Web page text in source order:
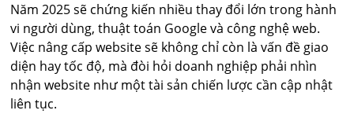
Năm 2025 sẽ chứng kiến nhiều thay đổi lớn trong hành
vi người dùng, thuật toán Google và công nghệ web.
Việc nâng cấp website sẽ không chỉ còn là vấn đề giao
diện hay tốc độ, mà đòi hỏi doanh nghiệp phải nhìn
nhận website như một tài sản chiến lược cần cập nhật
liên tục.